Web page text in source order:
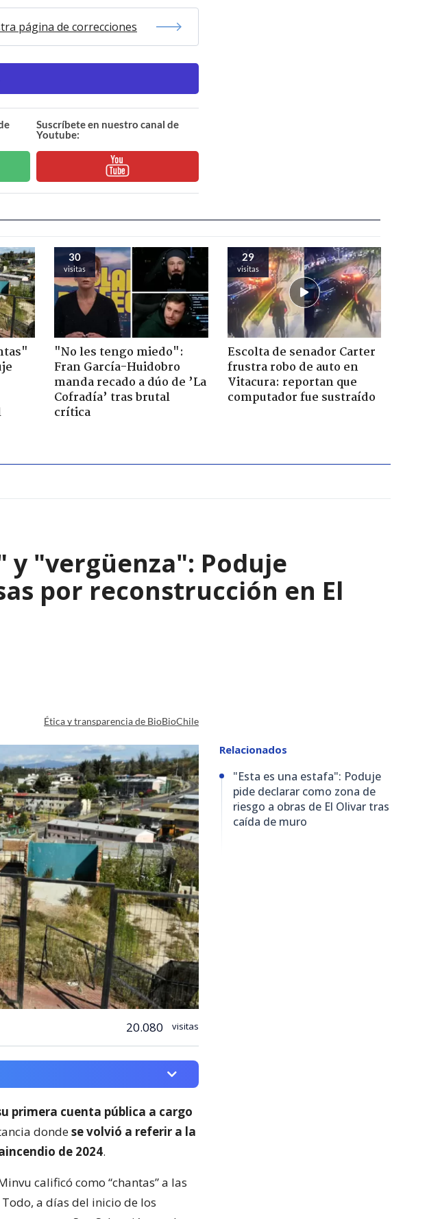
página de correcciones
Suscríbete en nuestro canal de
Youtube:
30
visitas
"No les tengo miedo":
Fran García-Huidobro
manda recado a dúo de ’La
Cofradía’ tras brutal
crítica
29
visitas
Escolta de senador Carter
frustra robo de auto en
Vitacura: reportan que
computador fue sustraído
"vergüenza": Poduje
por reconstrucción en El
Ética y transparencia de BioBioChile
20.080 visitas
primera cuenta pública a cargo
dondese volvió a referir a la
de 2024.
calificó como “chantas” a las
a días del inicio de los
Relacionados
"Esta es una estafa": Poduje
pide declarar como zona de
riesgo a obras de El Olivar tras
caída de muro